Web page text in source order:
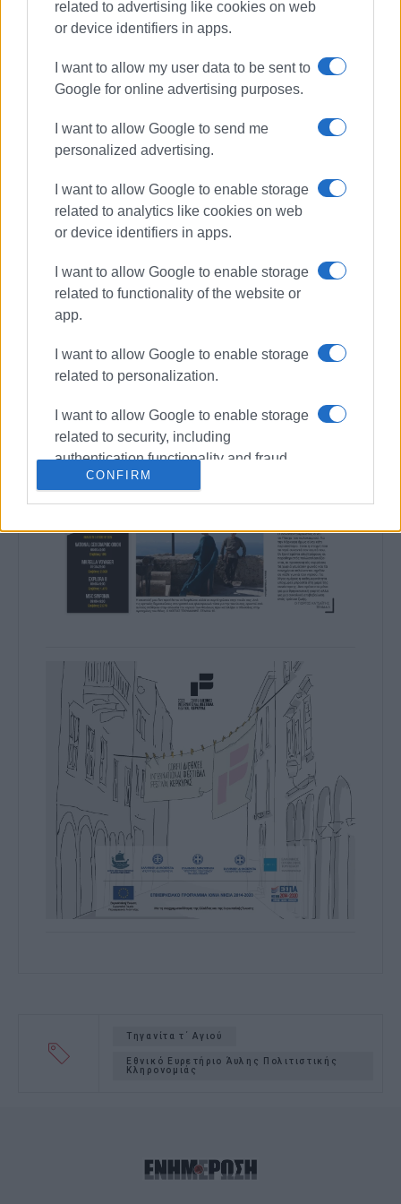
related to advertising like cookies on web
or device identifiers in apps.
I want to allow my user data to be sent to
Google for online advertising purposes.
I want to allow Google to send me
personalized advertising.
I want to allow Google to enable storage
related to analytics like cookies on web
or device identifiers in apps.
I want to allow Google to enable storage
related to functionality of the website or
app.
I want to allow Google to enable storage
related to personalization.
I want to allow Google to enable storage
related to security, including
authentication functionality and fraud
prevention, and other user protection.
CONFIRM
Δείτε εδώ το trailer του ντοκιμαντέρ
Εμφανίσεις: 94
Τηγανίτα τ΄ Αγιού
Εθνικό Ευρετήριο Άυλης Πολιτιστικής
Κληρονομιάς